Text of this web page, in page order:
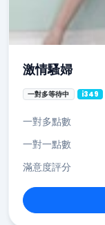
激情騷婦
一對多等待中 i349
一對多點數
一對一點數
滿意度評分